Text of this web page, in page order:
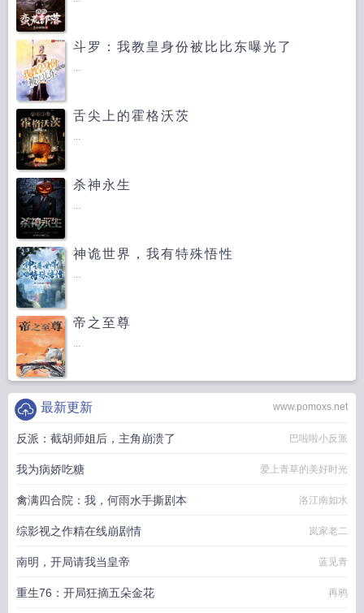
斗罗：我教皇身份被比比东曝光了
...
舌尖上的霍格沃茨
...
杀神永生
...
神诡世界，我有特殊悟性
...
帝之至尊
...
www.pomoxs.net
最新更新
反派：截胡师姐后，主角崩溃了 巴啦啦小反派
我为病娇吃糖 爱上青草的美好时光
禽满四合院：我，何雨水手撕剧本 洛江南如水
综影视之作精在线崩剧情 岚家老二
南明，开局请我当皇帝 蓝见青
重生76：开局狂摘五朵金花 再鸦